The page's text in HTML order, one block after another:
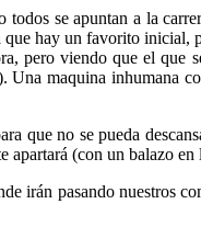
se apuntan a la
hay un favorito
pero viendo que el
maquina inhumana
que no se pueda
apartará (con un balazo en
irán pasando nuestros